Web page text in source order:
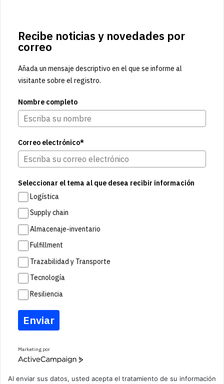
Recibe noticias y novedades por
correo
Añada un mensaje descriptivo en el que se informe al
visitante sobre el registro.
Nombre completo
Correo electrónico*
Seleccionar el tema al que desea recibir información
Logística
Supply chain
Almacenaje-inventario
Fulfillment
Trazabilidad y Transporte
Tecnología
Resiliencia
Enviar
Marketing por
A
Al enviar sus datos, usted acepta el tratamiento de su información